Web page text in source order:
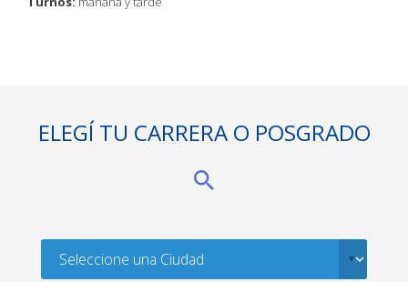
ELEGÍ TU CARRERA O POSGRADO